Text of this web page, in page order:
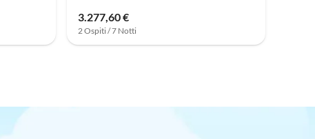
3.277,60 €
2 Ospiti / 7 Notti